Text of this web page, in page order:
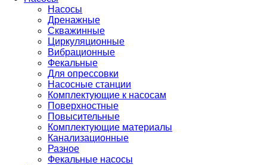
Насосы
Дренажные
Скважинные
Циркуляционные
Вибрационные
Фекальные
Для опрессовки
Насосные станции
Комплектующие к насосам
Поверхностные
Повысительные
Комплектующие материалы
Канализационные
Разное
Фекальные насосы